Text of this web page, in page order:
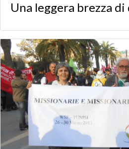
Una leggera brezza